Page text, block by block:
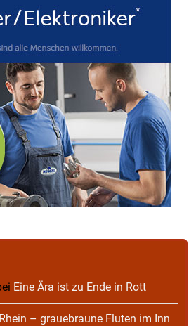
Eine Ära ist zu Ende in Rott
– grauebraune Fluten im Inn